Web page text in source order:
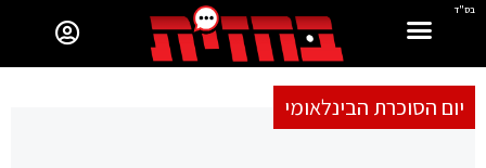
בס"ד
יום הסוכרת הבינלאומי